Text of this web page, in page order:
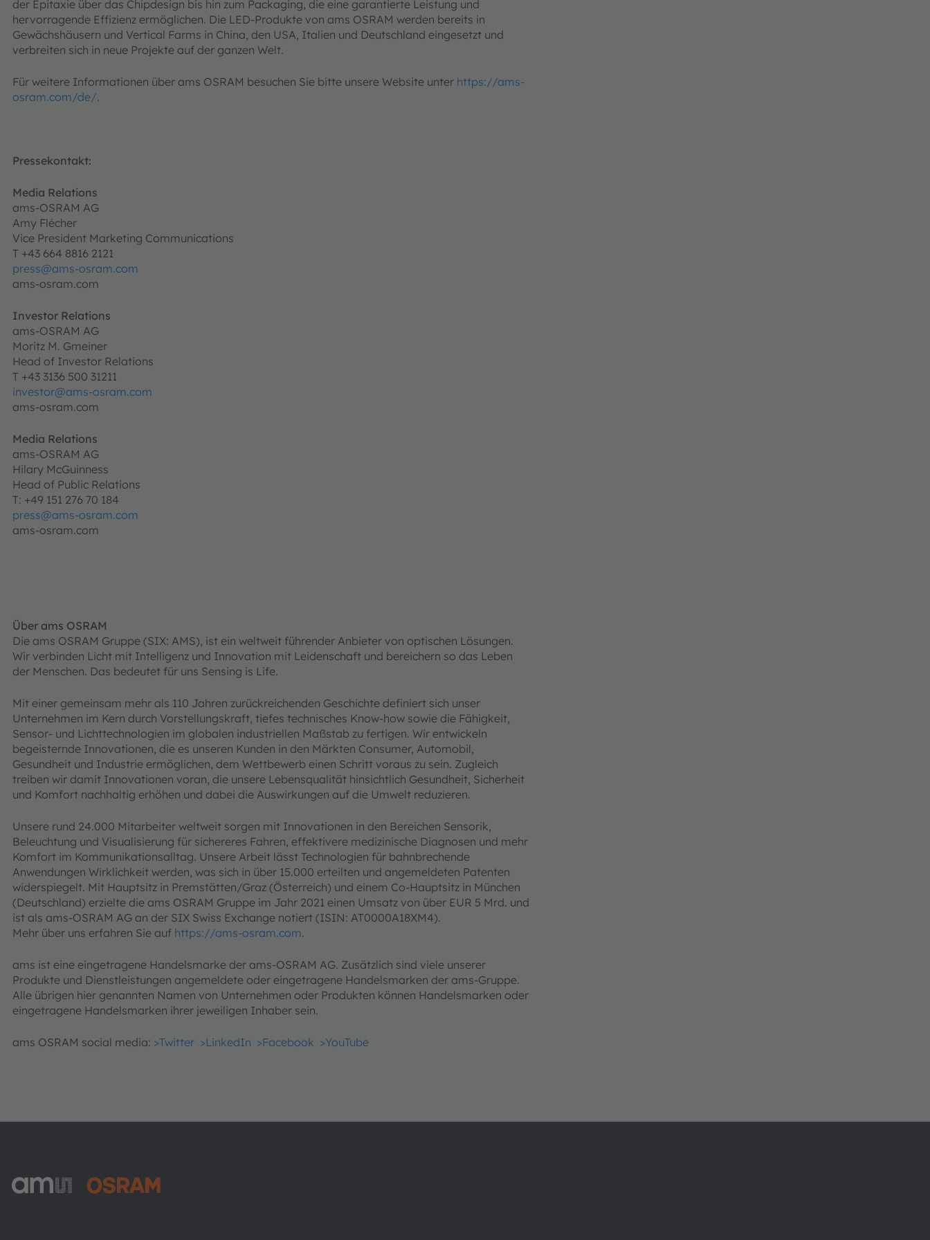
der Epitaxie über das Chipdesign bis hin zum Packaging, die eine garantierte Leistung und
hervorragende Effizienz ermöglichen. Die LED-Produkte von ams OSRAM werden bereits in
Gewächshäusern und Vertical Farms in China, den USA, Italien und Deutschland eingesetzt und
verbreiten sich in neue Projekte auf der ganzen Welt.
Für weitere Informationen über ams OSRAM besuchen Sie bitte unsere Website unter https://ams-
osram.com/de/.
Pressekontakt:
Media Relations
ams-OSRAM AG
Amy Flécher
Vice President Marketing Communications
T +43 664 8816 2121
press@ams-osram.com
ams-osram.com
Investor Relations
ams-OSRAM AG
Moritz M. Gmeiner
Head of Investor Relations
T +43 3136 500 31211
investor@ams-osram.com
ams-osram.com
Media Relations
ams-OSRAM AG
Hilary McGuinness
Head of Public Relations
T: +49 151 276 70 184
press@ams-osram.com
ams-osram.com
Über ams OSRAM
Die ams OSRAM Gruppe (SIX: AMS), ist ein weltweit führender Anbieter von optischen Lösungen.
Wir verbinden Licht mit Intelligenz und Innovation mit Leidenschaft und bereichern so das Leben
der Menschen. Das bedeutet für uns Sensing is Life.
Mit einer gemeinsam mehr als 110 Jahren zurückreichenden Geschichte definiert sich unser
Unternehmen im Kern durch Vorstellungskraft, tiefes technisches Know-how sowie die Fähigkeit,
Sensor- und Lichttechnologien im globalen industriellen Maßstab zu fertigen. Wir entwickeln
begeisternde Innovationen, die es unseren Kunden in den Märkten Consumer, Automobil,
Gesundheit und Industrie ermöglichen, dem Wettbewerb einen Schritt voraus zu sein. Zugleich
treiben wir damit Innovationen voran, die unsere Lebensqualität hinsichtlich Gesundheit, Sicherheit
und Komfort nachhaltig erhöhen und dabei die Auswirkungen auf die Umwelt reduzieren.
Unsere rund 24.000 Mitarbeiter weltweit sorgen mit Innovationen in den Bereichen Sensorik,
Beleuchtung und Visualisierung für sichereres Fahren, effektivere medizinische Diagnosen und mehr
Komfort im Kommunikationsalltag. Unsere Arbeit lässt Technologien für bahnbrechende
Anwendungen Wirklichkeit werden, was sich in über 15.000 erteilten und angemeldeten Patenten
widerspiegelt. Mit Hauptsitz in Premstätten/Graz (Österreich) und einem Co-Hauptsitz in München
(Deutschland) erzielte die ams OSRAM Gruppe im Jahr 2021 einen Umsatz von über EUR 5 Mrd. und
ist als ams-OSRAM AG an der SIX Swiss Exchange notiert (ISIN: AT0000A18XM4).
Mehr über uns erfahren Sie auf https://ams-osram.com.
ams ist eine eingetragene Handelsmarke der ams-OSRAM AG. Zusätzlich sind viele unserer
Produkte und Dienstleistungen angemeldete oder eingetragene Handelsmarken der ams-Gruppe.
Alle übrigen hier genannten Namen von Unternehmen oder Produkten können Handelsmarken oder
eingetragene Handelsmarken ihrer jeweiligen Inhaber sein.
ams OSRAM social media: >Twitter >LinkedIn >Facebook >YouTube